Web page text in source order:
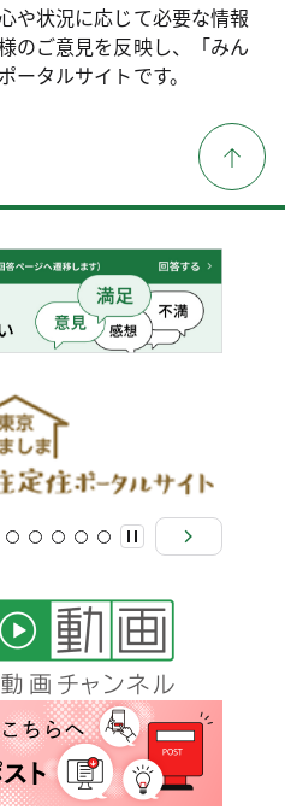
や状況に応じて必要な情報
のご意見を反映し、「みん
ータルサイトです。